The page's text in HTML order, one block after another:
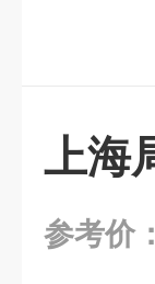
上海
参考价：